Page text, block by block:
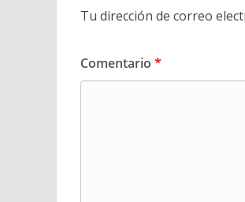
Tu dirección de correo
Comentario *